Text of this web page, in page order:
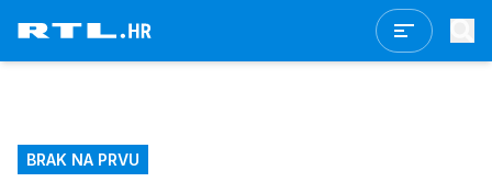
BRAK NA PRVU